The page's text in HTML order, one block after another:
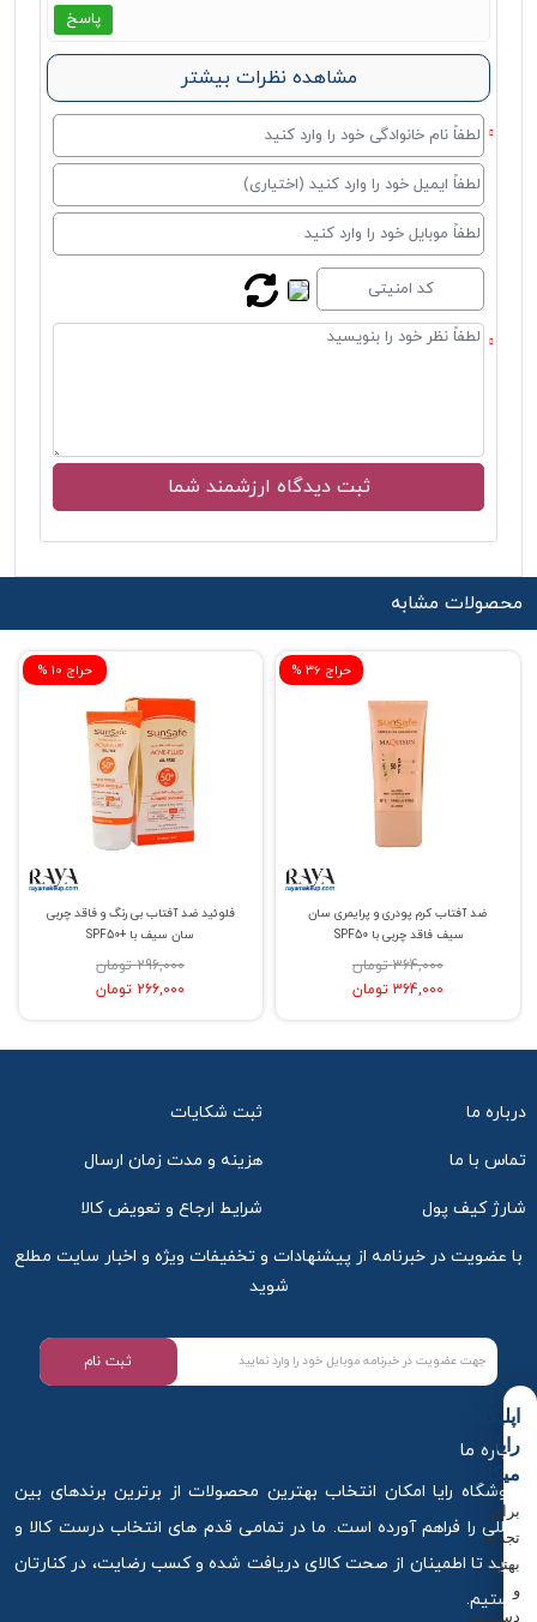
پاسخ
مشاهده نظرات بیشتر
محصولات مشابه
% حراج 10
فلوئید ضد آفتاب بی رنگ و فاقد چربی
سان سیف با +SPF50
296,000 تومان
266,000 تومان
% حراج 36
ضد آفتاب کرم پودری و پرایمری سان
سیف فاقد چربی با SPF50
364,000 تومان
364,000 تومان
درباره ما ثبت شکایات
تماس با ما هزینه و مدت زمان ارسال
شارژ کیف پول شرایط ارجاع و تعویض کالا
با عضویت در خبرنامه از پیشنهادات و تخفیفات ویژه و اخبار سایت مطلع
شوید
ثبت نام
درباره ما
فروشگاه رایا امکان انتخاب بهترین محصولات از برترین برندهای بین
المللی را فراهم آورده است. ما در تمامی قدم های انتخاب درست کالا و
خرید تا اطمینان از صحت کالای دریافت شده و کسب رضایت، در کنارتان
هستیم.
اپلیکیشن
رایا
میکاپ
برای
تجربه
بهتر
و
دسترسی